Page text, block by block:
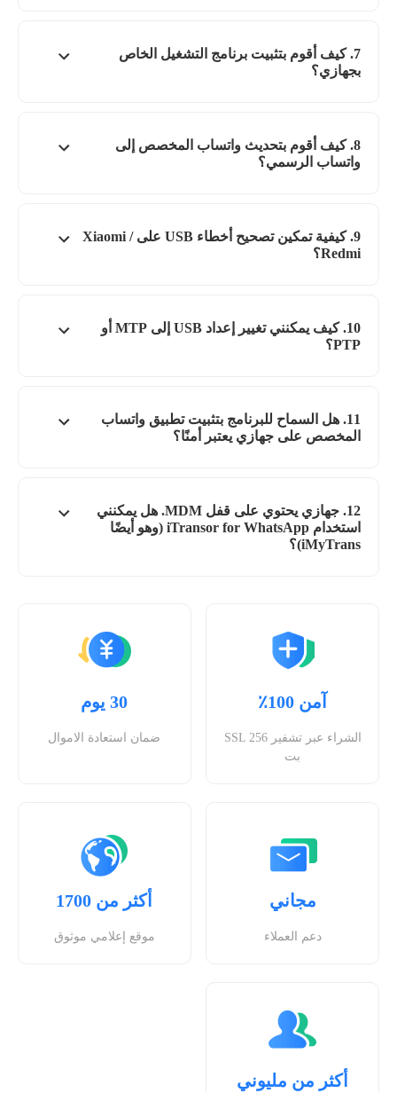
7. كيف أقوم بتثبيت برنامج التشغيل الخاص
بجهازي؟
8. كيف أقوم بتحديث واتساب المخصص إلى
واتساب الرسمي؟
9. كيفية تمكين تصحيح أخطاء USB على Xiaomi /
Redmi؟
10. كيف يمكنني تغيير إعداد USB إلى MTP أو
PTP؟
11. هل السماح للبرنامج بتثبيت تطبيق واتساب
المخصص على جهازي يعتبر أمنًا؟
12. جهازي يحتوي على قفل MDM. هل يمكنني
استخدام iTransor for WhatsApp (وهو أيضًا
iMyTrans)؟
آمن 100٪
الشراء عبر تشفير SSL 256
بت
30 يوم
ضمان استعادة الاموال
مجاني
دعم العملاء
أكثر من 1700
موقع إعلامي موثوق
أكثر من مليوني